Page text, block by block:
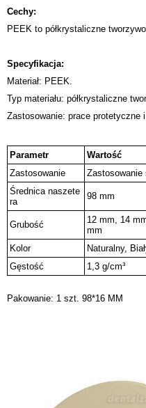
Cechy:
PEEK to półkrystaliczne
Specyfikacja:
Materiał: PEEK.
Typ materiału: półkrystaliczne
Zastosowanie: prace protetyczne
Parametr
Wartość
Zastosowanie
Zastosowanie
Średnica naszete
ra
98 mm
Grubość
12 mm, 14
mm
Kolor
Naturalny,
Gęstość
1,3 g/cm³
Pakowanie: 1 szt. 98*16 MM